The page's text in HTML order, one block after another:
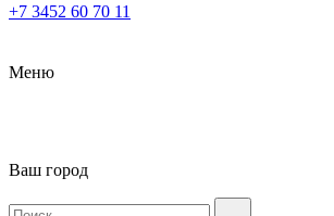
+7 3452 60 70 11
Меню
Ваш город